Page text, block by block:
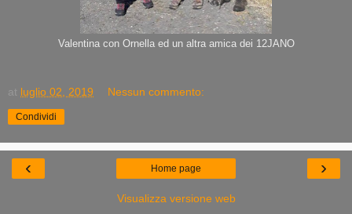
Valentina con Ornella ed un altra amica dei 12JANO
at luglio 02, 2019 Nessun commento:
Condividi
‹ ›
Home page
Visualizza versione web